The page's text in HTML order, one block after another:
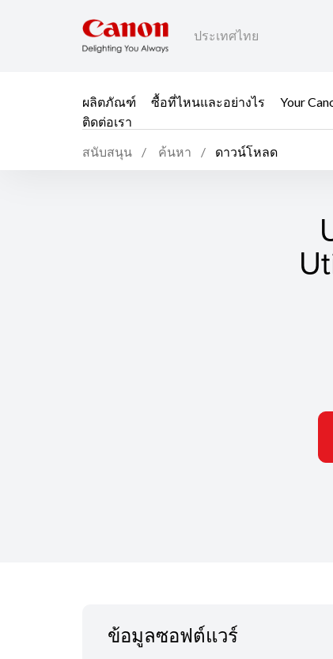
ประเทศไทย
ผลิตภัณฑ์ ซื้อที่ไหนและอย่างไร Your
ติดต่อเรา
สนับสนุน ค้นหา ดาวน์โหลด
ข้อมูลซอฟต์แวร์